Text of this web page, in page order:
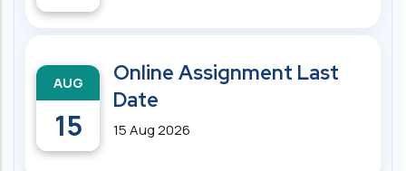
AUG
15
Online Assignment Last
Date
15 Aug 2026